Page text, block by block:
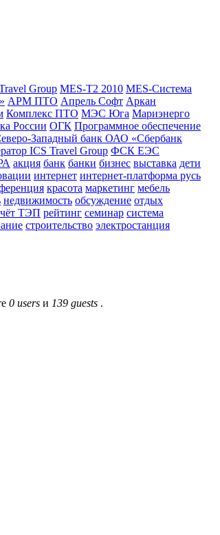
Group MES-T2 2010 MES-Система
АРМ ПТО Апрель Софт Аркан
Комплекс ПТО МЭС Юга Мариэнерго
России ОГК Программное обеспечение
Западный банк ОАО «Сбербанк
ICS Travel Group ФСК ЕЭС
акция банк банки бизнес выставка дети
интернет интернет-платформа русь
красота маркетинг мебель
недвижимость обсуждение отдых
ТЭП рейтинг семинар система
строительство электростанция
0 users и 139 guests .